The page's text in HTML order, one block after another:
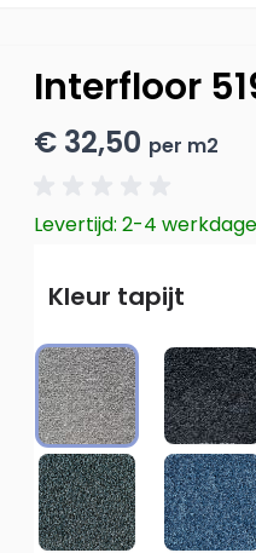
unit
Hoogpolig
Modern
Rond
Interfloor
€ 32,50 per m2
Levertijd: 2-4
Kleur tapijt
743 787
782 728